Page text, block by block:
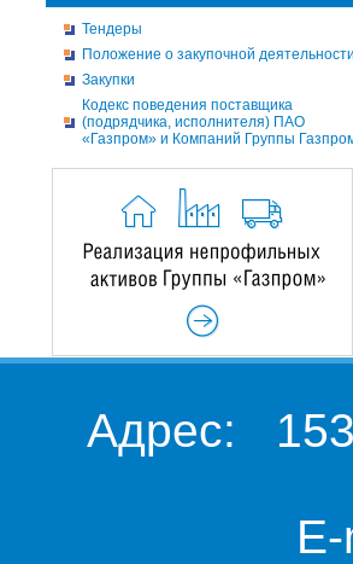
Тендеры
Положение о закупочной деятельности
Закупки
Кодекс поведения поставщика
(подрядчика, исполнителя) ПАО
«Газпром» и Компаний Группы
Адрес: